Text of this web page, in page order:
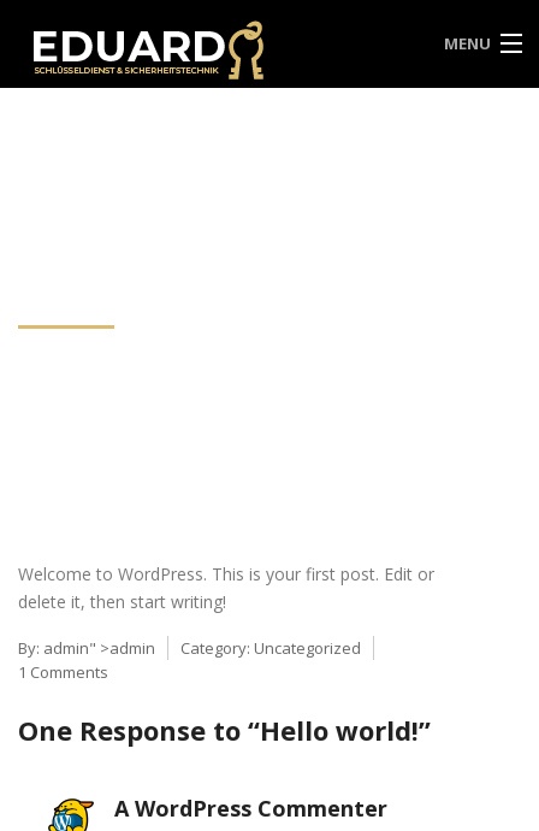
MENU
KONTAKT
Welcome to WordPress. This is your first post. Edit or
delete it, then start writing!
By: admin" >admin Category: Uncategorized
1 Comments
One Response to “Hello world!”
A WordPress Commenter